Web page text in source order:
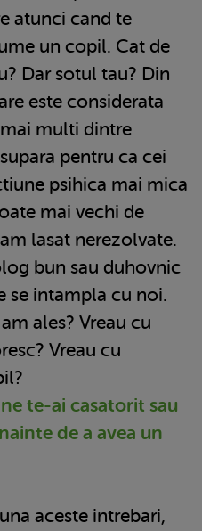
atunci cand te
un copil. Cat de
Dar sotul tau? Din
este considerata
multi dintre
pentru ca cei
psihica mai mica
mai vechi de
lasat nerezolvate.
bun sau duhovnic
se intampla cu noi.
ales? Vreau cu
Vreau cu
te-ai casatorit sau
de a avea un
aceste intrebari,